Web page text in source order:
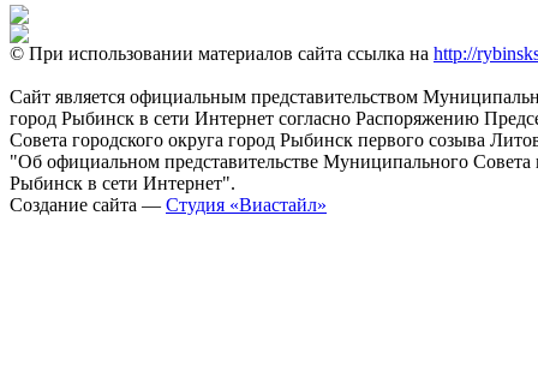
© При использовании материалов сайта ссылка на http://
Сайт является официальным представительством
город Рыбинск в сети Интернет согласно Распоряжению
Совета городского округа город Рыбинск первого созыва
"Об официальном представительстве Муниципального Совета
Рыбинск в сети Интернет".
Создание сайта — Студия «Виастайл»